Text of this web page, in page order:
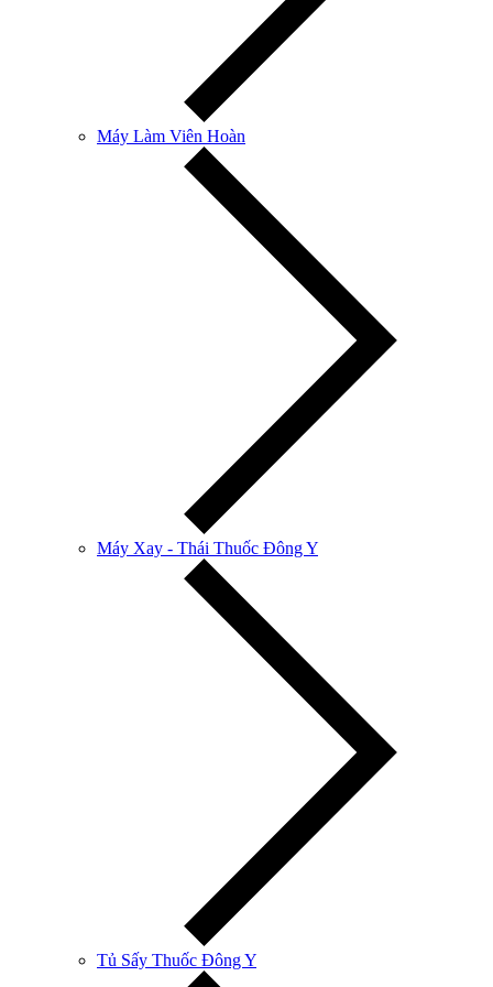
Máy Làm Viên Hoàn
Máy Xay - Thái Thuốc Đông Y
Tủ Sấy Thuốc Đông Y